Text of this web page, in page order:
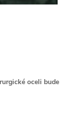
oceli bude